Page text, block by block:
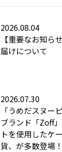
2026.08.04
【重要なお知ら
届けについて
2026.07.30
「うめだスヌー
ブランド「Zoff
トを使用したケ
貨、が多数登場！